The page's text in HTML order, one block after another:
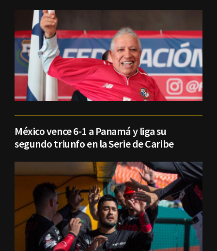
México vence 6-1 a Panamá y liga su
segundo triunfo en la Serie de Caribe